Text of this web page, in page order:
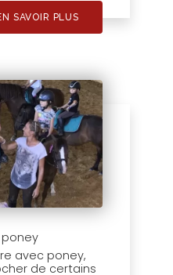
SAVOIR PLUS
avec poney,
de certains